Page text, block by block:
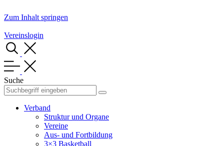
Zum Inhalt springen
Vereinslogin
Suche
Verband
Struktur und Organe
Vereine
Aus- und Fortbildung
3×3 Basketball